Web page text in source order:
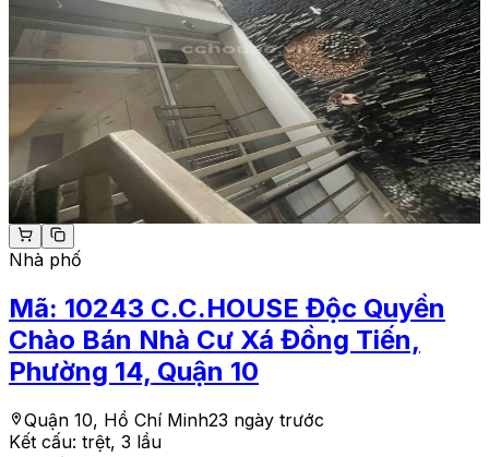
Nhà phố
Mã: 10243 C.C.HOUSE Độc Quyền
Chào Bán Nhà Cư Xá Đồng Tiến,
Phường 14, Quận 10
Quận 10, Hồ Chí Minh23 ngày trước
Kết cấu: trệt, 3 lầu